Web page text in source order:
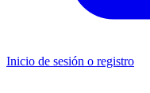
Inicio de sesión o registro